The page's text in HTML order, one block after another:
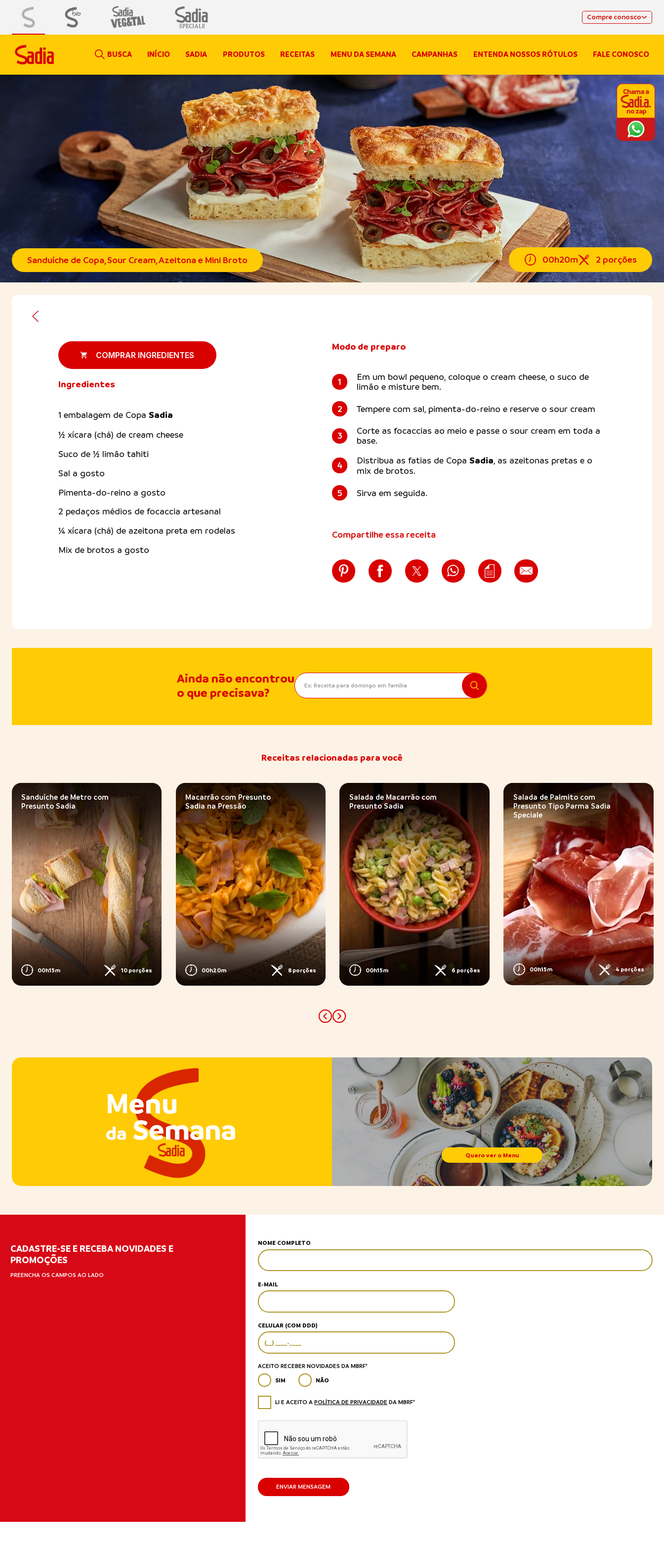
Compre conosco
BUSCA INÍCIO SADIA PRODUTOS RECEITAS MENU DA SEMANA CAMPANHAS ENTENDA NOSSOS RÓTULOS FALE CONOSCO
Sanduíche de Copa, Sour Cream, Azeitona e Mini Broto 00h20m 2 porções
COMPRAR INGREDIENTES
Ingredientes
1 embalagem de Copa Sadia
½ xícara (chá) de cream cheese
Suco de ½ limão tahiti
Sal a gosto
Pimenta-do-reino a gosto
2 pedaços médios de focaccia artesanal
¼ xícara (chá) de azeitona preta em rodelas
Mix de brotos a gosto
Modo de preparo
1
Em um bowl pequeno, coloque o cream cheese, o suco de
limão e misture bem.
2 Tempere com sal, pimenta-do-reino e reserve o sour cream
3
Corte as focaccias ao meio e passe o sour cream em toda a
base.
4 Distribua as fatias de CopaSadia, as azeitonas pretas e o
mix de brotos.
5 Sirva em seguida.
Compartilhe essa receita
Ainda não encontrou
o que precisava?
Receitas relacionadas para você
00h15m 10 porções
Sanduíche de Metro com
Presunto Sadia
00h20m 8 porções
Macarrão com Presunto
Sadia na Pressão
00h15m 6 porções
Salada de Macarrão com
Presunto Sadia
00h15m 4 porções
Salada de Palmito com
Presunto Tipo Parma Sadia
Speciale
Previous
Next
Menu
da Semana
Quero ver o Menu
CADASTRE-SE E RECEBA NOVIDADES E
PROMOÇÕES
PREENCHA OS CAMPOS AO LADO
NOME COMPLETO
E-MAIL
CELULAR (COM DDD)
ACEITO RECEBER NOVIDADES DA MBRF*
SIM NÃO
LI E ACEITO A POLÍTICA DE PRIVACIDADE DA MBRF*
ENVIAR MENSAGEM